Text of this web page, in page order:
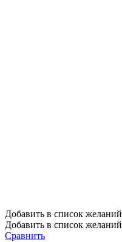
Добавить в список желаний
Добавить в список желаний
Сравнить